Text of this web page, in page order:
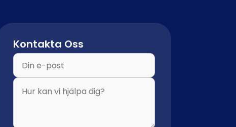
Kontakta Oss